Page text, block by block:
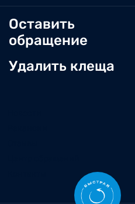
Оставить
обращение
Удалить клеща